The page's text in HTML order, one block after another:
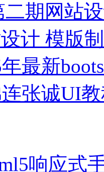
期网站
计 模版
最新
张诚UI
响应式